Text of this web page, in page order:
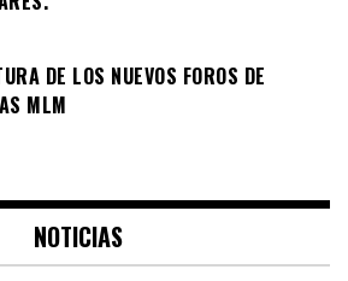
DE LOS NUEVOS FOROS DE
MLM
NOTICIAS